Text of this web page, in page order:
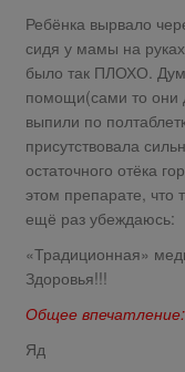
Ребёнка вырвало
сидя у мамы на
было так ПЛОХО.
помощи(сами то они
выпили по
присутствовала
остаточного отёка
этом препарате,
ещё раз убеждаюсь:
«Традиционная»
Здоровья!!!
Общее впечатление:
Яд